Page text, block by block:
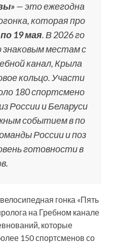
— это ежегодна
которая про
по 19 мая. В 2026 го
знаковым местам с
канал, Крыла
кольцо. Участи
180 спортсмено
России и Беларуси
событием в по
России и поз
готовности в
гонка «Пять
на Гребном канале
которые
150 спортсменов со